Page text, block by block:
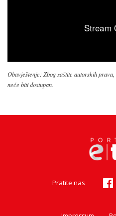
Obavještenje: Zbog zaštite autorskih
neće biti dostupan.
Pratite nas